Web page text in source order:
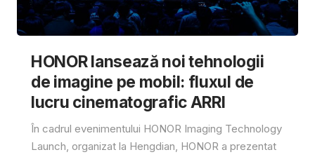
HONOR lansează noi tehnologii
de imagine pe mobil: fluxul de
lucru cinematografic ARRI
În cadrul evenimentului HONOR Imaging Technology
Launch, organizat la Hengdian, HONOR a prezentat